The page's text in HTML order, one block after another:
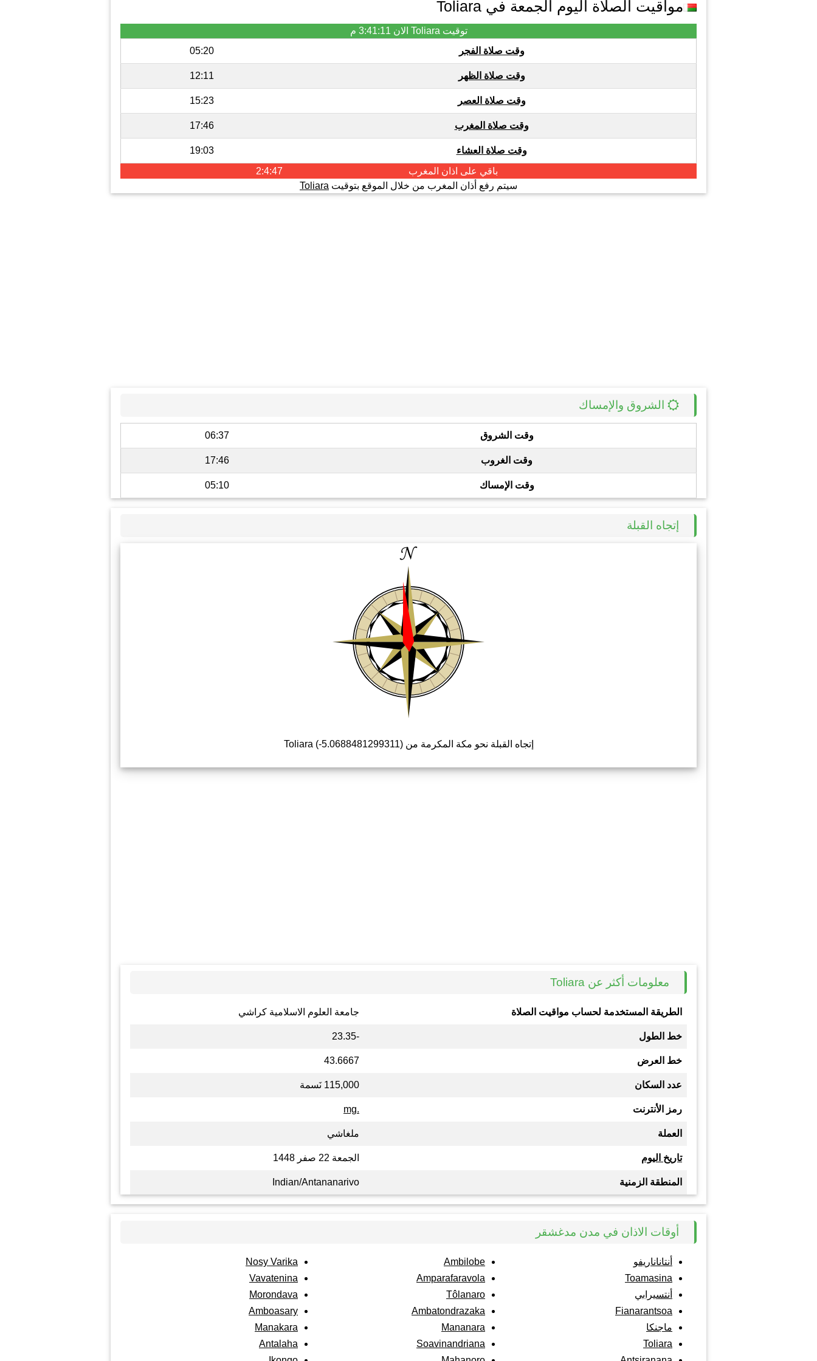
مواقيت الصلاة اليوم الجمعة في Toliara
توقيت Toliara الان
3:41:11 م
وقت صلاة الفجر
05:20
وقت صلاة الظهر 12:11
وقت صلاة العصر 15:23
وقت صلاة المغرب 17:46
وقت صلاة العشاء
19:03
باقي على اذان المغرب
2:4:47
سيتم رفع أذان المغرب من خلال الموقع بتوقيت Toliara
الشروق والإمساك
وقت الشروق 06:37
وقت الغروب 17:46
وقت الإمساك 05:10
إتجاه القبلة
إتجاه القبلة نحو مكة المكرمة من Toliara (-5.0688481299311)
معلومات أكثر عن Toliara
الطريقة المستخدمة لحساب مواقيت الصلاة جامعة العلوم الاسلامية كراشي
خط الطول -23.35
خط العرض 43.6667
عدد السكان 115,000 نَسمة
رمز الأنترنت .mg
العملة ملغاشي
تاريخ اليوم الجمعة 22 صفر 1448
المنطقة الزمنية Indian/Antananarivo
أوقات الاذان في مدن مدغشقر
أنتاناناريفو
Toamasina
أنتسيرابي
Fianarantsoa
ماجنكا
Toliara
Ambilobe
Amparafaravola
Tôlanaro
Ambatondrazaka
Mananara
Soavinandriana
Nosy Varika
Vavatenina
Morondava
Amboasary
Manakara
Antalaha